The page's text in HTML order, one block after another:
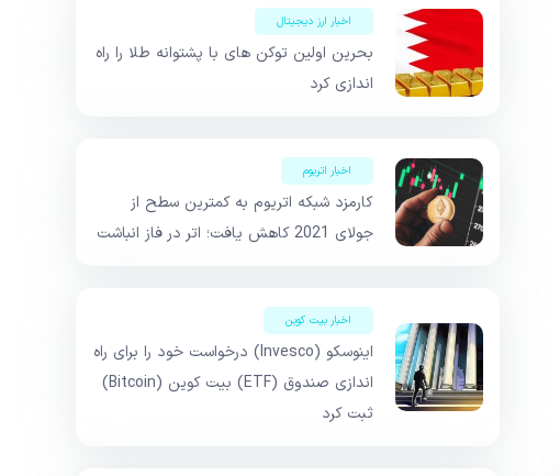
اخبار ارز دیجیتال
بحرین اولین توکن های با پشتوانه طلا را راه
اندازی کرد
اخبار اتریوم
کارمزد شبکه اتریوم به کمترین سطح از
جولای 2021 کاهش یافت؛ اتر در فاز انباشت
اخبار بیت کوین
اینوسکو (Invesco) درخواست خود را برای راه
اندازی صندوق (ETF) بیت کوین (Bitcoin)
ثبت کرد